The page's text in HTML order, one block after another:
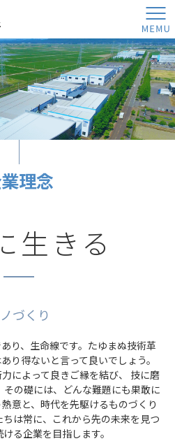
株式会
EN
理念
生きる
づくり
り、生命線です。たゆまぬ技術革
り得ないと言って良いでしょう。
によって良きご縁を結び、 技に磨
の礎には、どんな難題にも果敢に
意と、時代を先駆けるものづくり
は常に、これから先の未来を見つ
る企業を目指します。